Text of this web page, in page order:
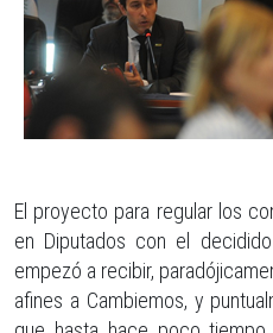
El proyecto para regular los
en Diputados con el
empezó a recibir,
afines a Cambiemos, y